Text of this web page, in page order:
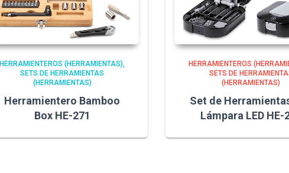
HERRAMIENTEROS (HERRAMIENTAS)
SETS DE HERRAMIENTAS
(HERRAMIENTAS)
Herramientero Bamboo
Box HE-271
HERRAMIENTEROS
SETS DE
(HERRAMIENTAS)
Set de
Lámpara LED HE-